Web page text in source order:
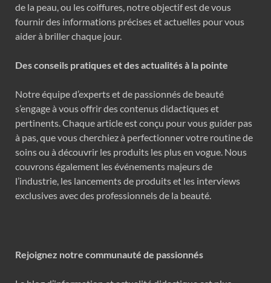
de la peau, ou les coiffures, notre objectif est de vous
fournir des informations précises et actuelles pour vous
aider à briller chaque jour.
Des conseils pratiques et des actualités à la pointe
Notre équipe d’experts et de passionnés de beauté
s’engage à vous offrir des contenus didactiques et
pertinents. Chaque article est conçu pour vous guider pas
à pas, que vous cherchiez à perfectionner votre routine de
soins ou à découvrir les produits les plus en vogue. Nous
couvrons également les événements majeurs de
l’industrie, les lancements de produits et les interviews
exclusives avec des professionnels de la beauté.
Rejoignez notre communauté de passionnés